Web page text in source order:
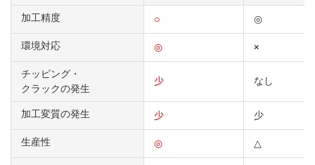
加工精度 ○ ◎
環境対応 ◎ ×
チッピング・
クラックの発生
少 なし
加工変質の発生 少 少
生産性 ◎ △